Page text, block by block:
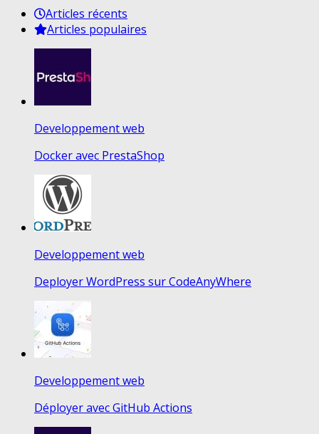
Articles récents
Articles populaires
Developpement web
Docker avec PrestaShop
Developpement web
Deployer WordPress sur CodeAnyWhere
Developpement web
Déployer avec GitHub Actions